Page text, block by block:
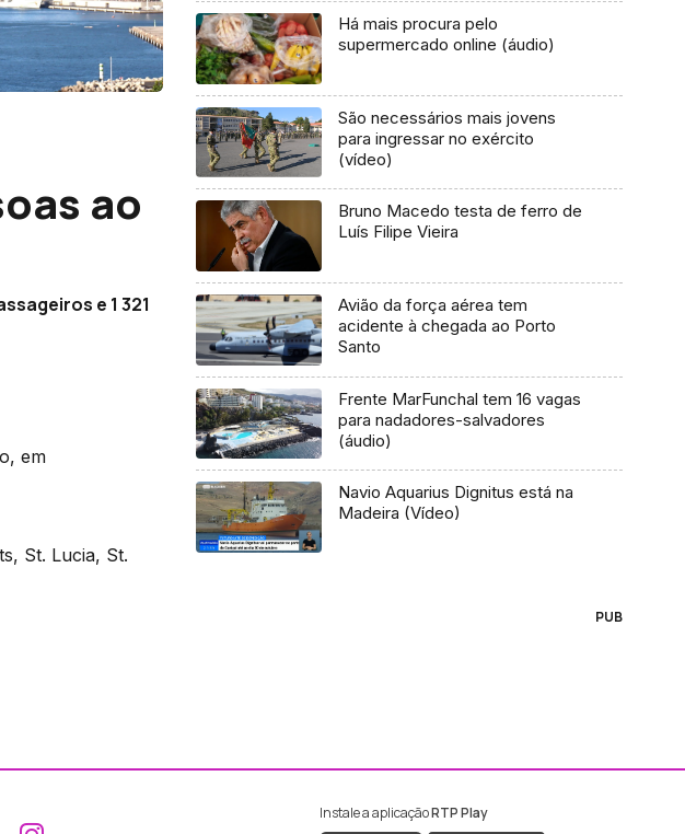
ao
e 1 321
em
St. Lucia, St.
Há mais procura pelo
supermercado online (áudio)
São necessários mais jovens
para ingressar no exército
(vídeo)
Bruno Macedo testa de ferro de
Luís Filipe Vieira
Avião da força aérea tem
acidente à chegada ao Porto
Santo
Frente MarFunchal tem 16 vagas
para nadadores-salvadores
(áudio)
Navio Aquarius Dignitus está na
Madeira (Vídeo)
PUB
Instale a aplicaçãoRTP Play